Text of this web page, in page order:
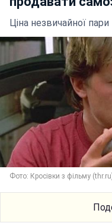
Ціна незвичайної
Фото: Кросівки з фільму